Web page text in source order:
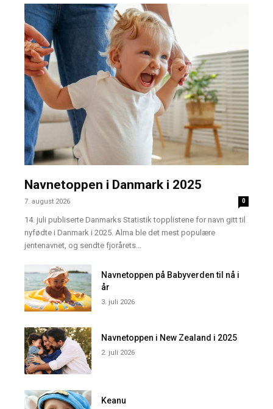
Navnetoppen i Danmark i 2025
7. august 2026 0
14. juli publiserte Danmarks Statistik topplistene for navn gitt til
nyfødte i Danmark i 2025. Alma ble det mest populære
jentenavnet, og sendte fjorårets...
Navnetoppen på Babyverden til nå i
år
3. juli 2026
Navnetoppen i New Zealand i 2025
2. juli 2026
Keanu